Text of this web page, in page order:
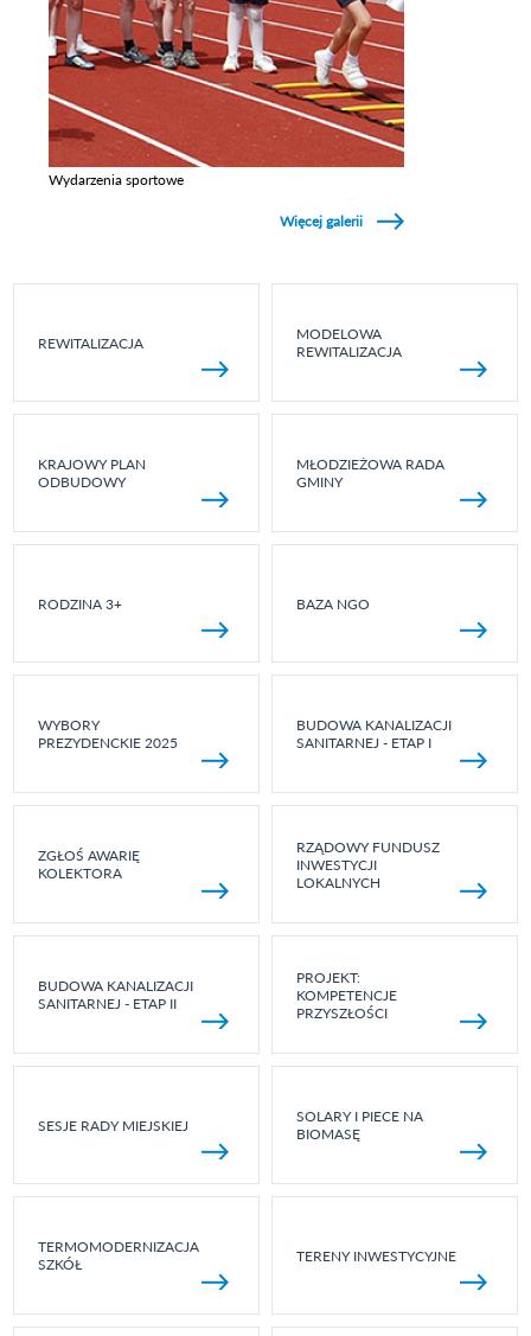
Wydarzenia sportowe
Więcej galerii
REWITALIZACJA
MODELOWA
REWITALIZACJA
KRAJOWY PLAN
ODBUDOWY
MŁODZIEŻOWA RADA
GMINY
RODZINA 3+ BAZA NGO
WYBORY
PREZYDENCKIE 2025
BUDOWA KANALIZACJI
SANITARNEJ - ETAP I
ZGŁOŚ AWARIĘ
KOLEKTORA
RZĄDOWY FUNDUSZ
INWESTYCJI
LOKALNYCH
BUDOWA KANALIZACJI
SANITARNEJ - ETAP II
PROJEKT:
KOMPETENCJE
PRZYSZŁOŚCI
SESJE RADY MIEJSKIEJ
SOLARY I PIECE NA
BIOMASĘ
TERMOMODERNIZACJA
SZKÓŁ
TERENY INWESTYCYJNE